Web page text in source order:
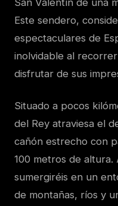
San Valentín de una
Este sendero,
espectaculares de
inolvidable al
disfrutar de sus
Situado a pocos
del Rey atraviesa el
cañón estrecho con
100 metros de altura.
sumergiréis en un
de montañas, ríos y